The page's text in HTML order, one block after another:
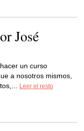
José
un curso
a nosotros mismos,
Leer el resto